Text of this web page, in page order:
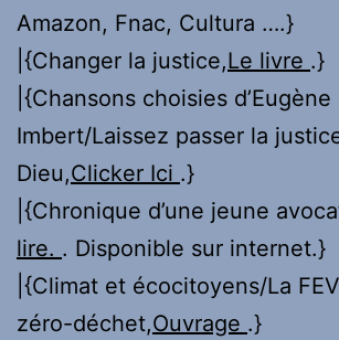
Amazon, Fnac, Cultura ….}
|{Changer la justice,Le livre .}
|{Chansons choisies d’Eugène
Imbert/Laissez passer la
Dieu,Clicker Ici .}
|{Chronique d’une jeune
lire. . Disponible sur internet.}
|{Climat et écocitoyens/La
zéro-déchet,Ouvrage .}